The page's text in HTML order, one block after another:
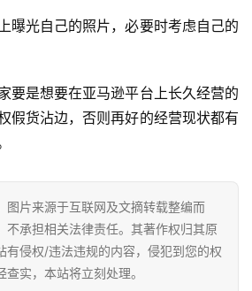
曝光自己的照片，必要时考虑自己的
要是想要在亚马逊平台上长久经营的
假货沾边，否则再好的经营现状都有
图片来源于互联网及文摘转载整编而
不承担相关法律责任。其著作权归其原
有侵权/违法违规的内容，侵犯到您的权
实，本站将立刻处理。